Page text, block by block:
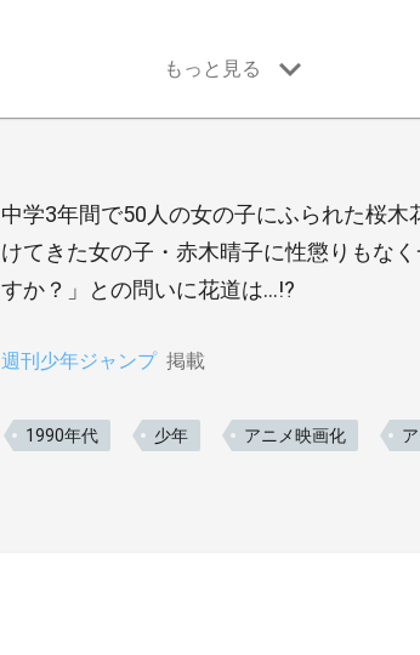
中学3年間で50人の女の子にふられた桜
けてきた女の子・赤木晴子に性懲りもな
すか？」との問いに花道は…!?
週刊少年ジャンプ 掲載
1990年代 少年 アニメ映画化